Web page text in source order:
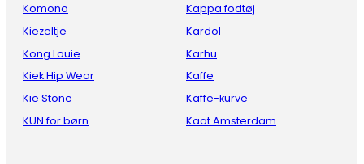
Komono
Kiezeltje
Kong Louie
Kiek Hip Wear
Kie Stone
KUN for børn
Kappa fodtøj
Kardol
Karhu
Kaffe
Kaffe-kurve
Kaat Amsterdam